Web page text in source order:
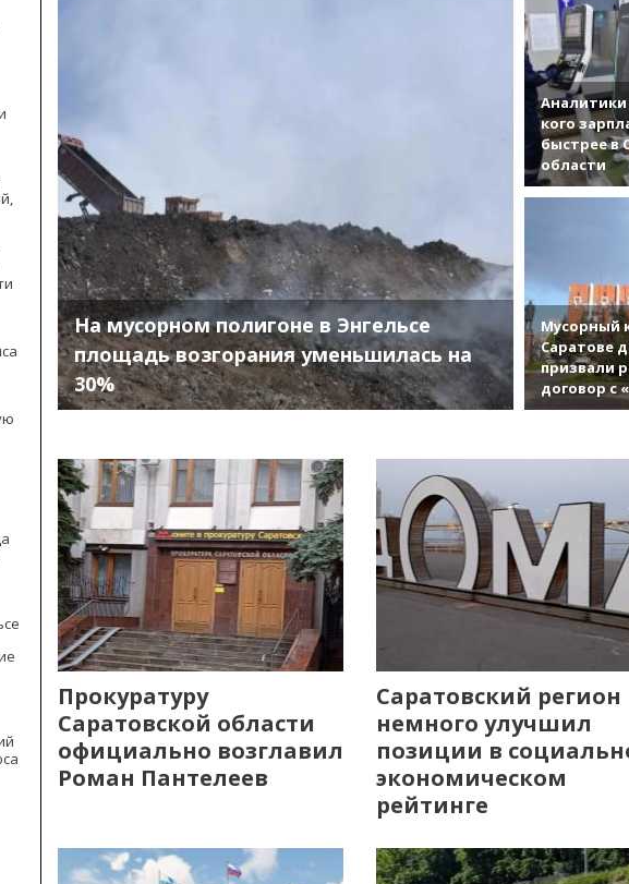
На мусорном полигоне в Энгельсе
площадь возгорания уменьшилась на
30%
кого
быстрее в
области
Мусорный
Саратове
призвали
договор с
Прокуратуру
Саратовской области
официально возглавил
Роман Пантелеев
Саратовский регион
немного улучшил
позиции в
экономическом
рейтинге